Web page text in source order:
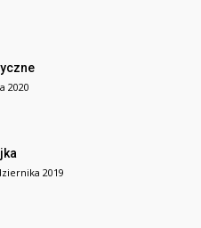
2020
2019